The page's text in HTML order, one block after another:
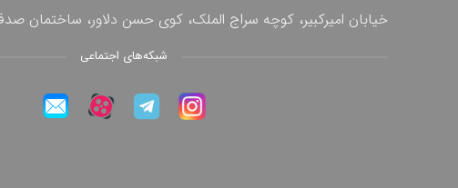
خیابان امیرکبیر، کوچه سراج الملک، کوی حسن دلاور، ساختمان
شبکه‌های اجتماعی